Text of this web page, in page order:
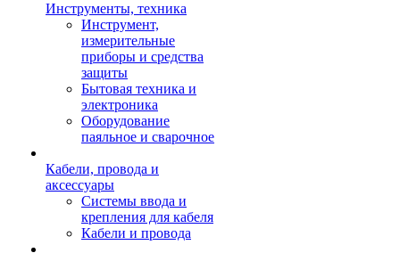
Инструменты, техника
Инструмент,
измерительные
приборы и средства
защиты
Бытовая техника и
электроника
Оборудование
паяльное и сварочное
Кабели, провода и
аксессуары
Системы ввода и
крепления для кабеля
Кабели и провода